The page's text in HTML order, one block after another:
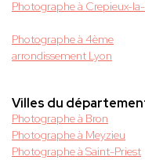
Photographe à Crepieux-
Photographe à 4ème
arrondissement Lyon
Villes du
Photographe à Bron
Photographe à Meyzieu
Photographe à Saint-Priest